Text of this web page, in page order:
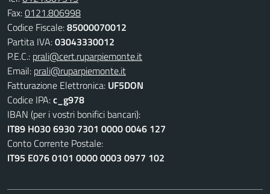
Fax:0121.806998
Codice Fiscale:85000070012
Partita IVA:03043330012
P.E.C.: prali@cert.ruparpiemonte.it
Email: prali@ruparpiemonte.it
Fatturazione Elettronica: UF5DON
Codice IPA:c_g978
IBAN (per i vostri bonifici bancari):
IT89 H030 6930 7301 0000 0046 127
Conto Corrente Postale:
IT95 E076 0101 0000 0003 0977 102